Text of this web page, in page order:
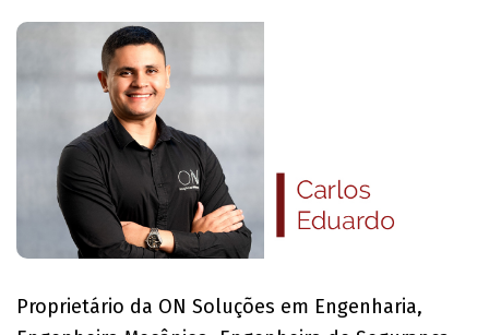
Proprietário da ON Soluções em Engenharia,